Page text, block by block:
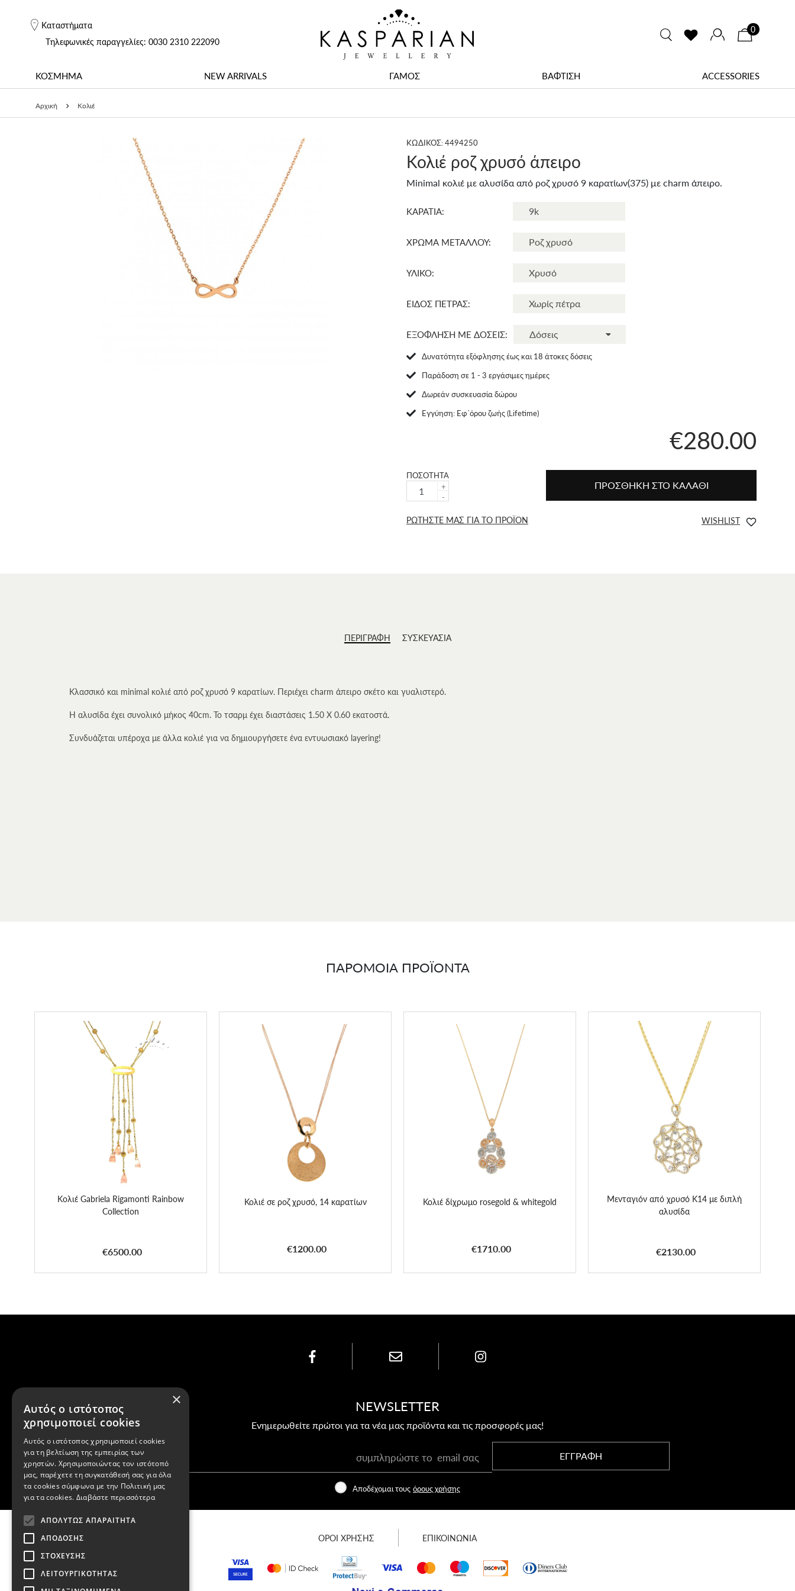
Καταστήματα
Tηλεφωνικές παραγγελίες: 0030 2310 222090
0
ΚΟΣΜΗΜΑ NEW ARRIVALS ΓΑΜΟΣ ΒΑΦΤΙΣΗ ACCESSORIES
Αρχική Κολιέ
ΚΩΔΙΚΟΣ: 4494250
Κολιέ ροζ χρυσό άπειρο
Minimal κολιέ με αλυσίδα από ροζ χρυσό 9 καρατίων(375) με charm άπειρο.
ΚΑΡΑΤΙΑ:
ΧΡΩΜΑ ΜΕΤΑΛΛΟΥ:
ΥΛΙΚΟ:
ΕΙΔΟΣ ΠΕΤΡΑΣ:
ΕΞΟΦΛΗΣΗ ΜΕ ΔΟΣΕΙΣ:
Δυνατότητα εξόφλησης έως και 18 άτοκες δόσεις
Παράδοση σε 1 - 3 εργάσιμες ημέρες
Δωρεάν συσκευασία δώρου
Eγγύηση: Εφ΄όρου ζωής (Lifetime)
€280.00
ΠΟΣΟΤΗΤΑ
+
-
ΠΡΟΣΘΗΚΗ ΣΤΟ ΚΑΛΑΘΙ
ΡΩΤΗΣΤΕ ΜΑΣ ΓΙΑ ΤΟ ΠΡΟΪΟΝ WISHLIST
ΠΕΡΙΓΡΑΦΗ ΣΥΣΚΕΥΑΣΙΑ
Κλασσικό και minimal κολιέ από ροζ χρυσό 9 καρατίων. Περιέχει charm άπειρο σκέτο και γυαλιστερό.
Η αλυσίδα έχει συνολικό μήκος 40cm. Το τσαρμ έχει διαστάσεις 1.50 Χ 0.60 εκατοστά.
Συνδυάζεται υπέροχα με άλλα κολιέ για να δημιουργήσετε ένα εντυωσιακό layering!
ΠΑΡΟΜΟΙΑ ΠΡΟΪΟΝΤΑ
Kολιέ Gabriela Rigamonti Rainbow
Collection
€6500.00
Κολιέ σε ροζ χρυσό, 14 καρατίων
€1200.00
Κολιέ δίχρωμο rosegold & whitegold
€1710.00
Μενταγιόν από χρυσό K14 με διπλή
αλυσίδα
€2130.00
NEWSLETTER
Ενημερωθείτε πρώτοι για τα νέα μας προϊόντα και τις προσφορές μας!
ΕΓΓΡΑΦΗ
Αποδέχομαι τους όρους χρήσης
ΟΡΟΙ ΧΡΗΣΗΣ ΕΠΙΚΟΙΝΩΝΙΑ
×
Αυτός ο ιστότοπος
χρησιμοποιεί cookies
Αυτός ο ιστότοπος χρησιμοποιεί cookies
για τη βελτίωση της εμπειρίας των
χρηστών. Χρησιμοποιώντας τον ιστότοπό
μας, παρέχετε τη συγκατάθεσή σας για όλα
τα cookies σύμφωνα με την Πολιτική μας
για τα cookies. Διαβάστε περισσότερα
ΑΠΟΛΎΤΩΣ ΑΠΑΡΑΊΤΗΤΑ
ΑΠΌΔΟΣΗΣ
ΣΤΌΧΕΥΣΗΣ
ΛΕΙΤΟΥΡΓΙΚΌΤΗΤΑΣ